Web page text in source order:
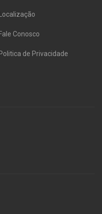
Conosco
de Privacidade